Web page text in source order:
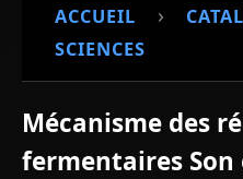
ACCUEIL ›
SCIENCES
Mécanisme des
fermentaires Son